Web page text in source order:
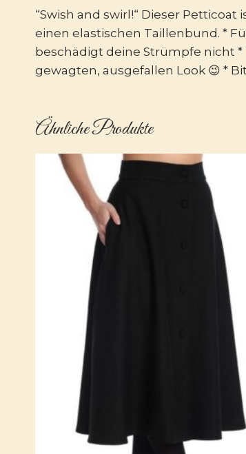
“Swish and swirl!“ Dieser
einen elastischen Taillenbund. *
beschädigt deine Strümpfe nicht *
gewagten, ausgefallen Look 😉 *
Ähnliche Produkte